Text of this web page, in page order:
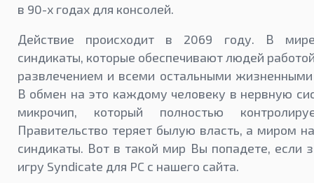
в 90-х годах для консолей.
Действие происходит в 2069 году. В мире
синдикаты, которые обеспечивают людей
развлечением и всеми остальными жизненными
В обмен на это каждому человеку в нервную
микрочип, который полностью
Правительство теряет былую власть, а миром
синдикаты. Вот в такой мир Вы попадете, если
игру Syndicate для PC с нашего сайта.